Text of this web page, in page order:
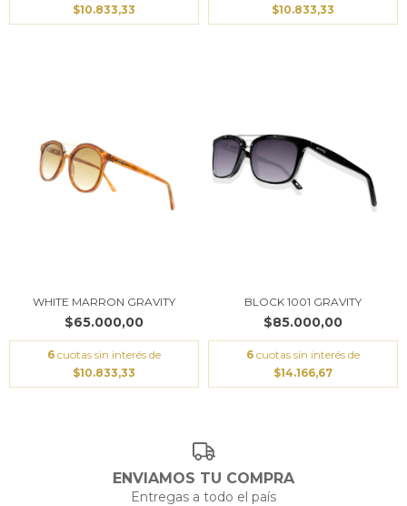
$10.833,33
$10.833,33
WHITE MARRON GRAVITY
$65.000,00
6 cuotas sin interés de
$10.833,33
BLOCK 1001 GRAVITY
$85.000,00
6 cuotas sin interés de
$14.166,67
ENVIAMOS TU COMPRA
Entregas a todo el país